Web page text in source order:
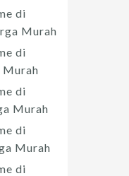
di
Murah
di
Murah
di
Murah
di
Murah
di